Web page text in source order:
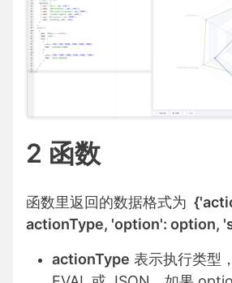
2 函数
函数里返回的数据格式为
actionType, 'option': option,
actionType 表示执行类型